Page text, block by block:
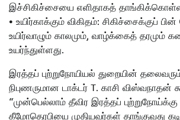
இச்சிகிச்சையை எளிதாகத் தாங்கிக்கொள்ள
• உயிர்காக்கும் விகிதம்: சிகிச்சைக்குப்
உயிர்வாழும் காலமும், வாழ்க்கைத் தரமும்
உயர்ந்துள்ளது.
இரத்தப் புற்றுநோயியல் துறையின்
நிபுணருமான டாக்டர் T. காசி விஸ்வநாதன்
“முன்பெல்லாம் தீவிர இரத்தப்
கீமோதெரபியை முதியவர்கள் தாங்குவது